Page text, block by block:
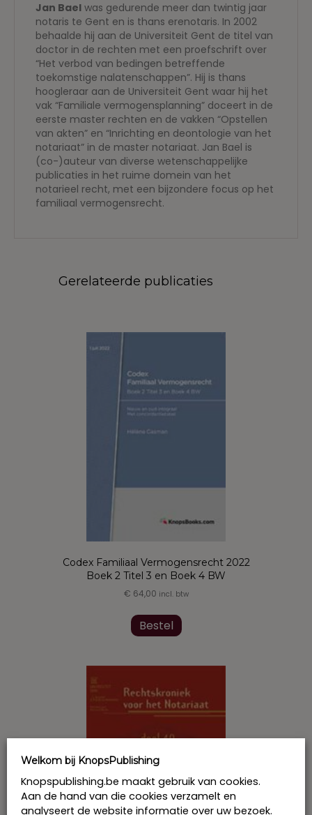
Jan Bael was gedurende meer dan twintig jaar
notaris te Gent en is thans erenotaris. In 2002
behaalde hij aan de Universiteit Gent de titel van
doctor in de rechten met een proefschrift over
“Het verbod van bedingen betreffende
toekomstige nalatenschappen”. Hij is thans
hoogleraar aan de Universiteit Gent waar hij het
vak “Familiale vermogensplanning” doceert in de
eerste master rechten en de vakken “Opstellen
van akten” en “Inrichting en deontologie van het
notariaat” in de master notariaat. Jan Bael is
(co-)auteur van diverse wetenschappelijke
publicaties in het ruime domein van het
notarieel recht, met een bijzondere focus op het
familiaal vermogensrecht.
Gerelateerde publicaties
Codex Familiaal Vermogensrecht 2022
Boek 2 Titel 3 en Boek 4 BW
€ 64,00 incl. btw
Bestel
Welkom bij KnopsPublishing
Knopspublishing.be maakt gebruik van cookies.
Aan de hand van die cookies verzamelt en
analyseert de website informatie over uw bezoek.